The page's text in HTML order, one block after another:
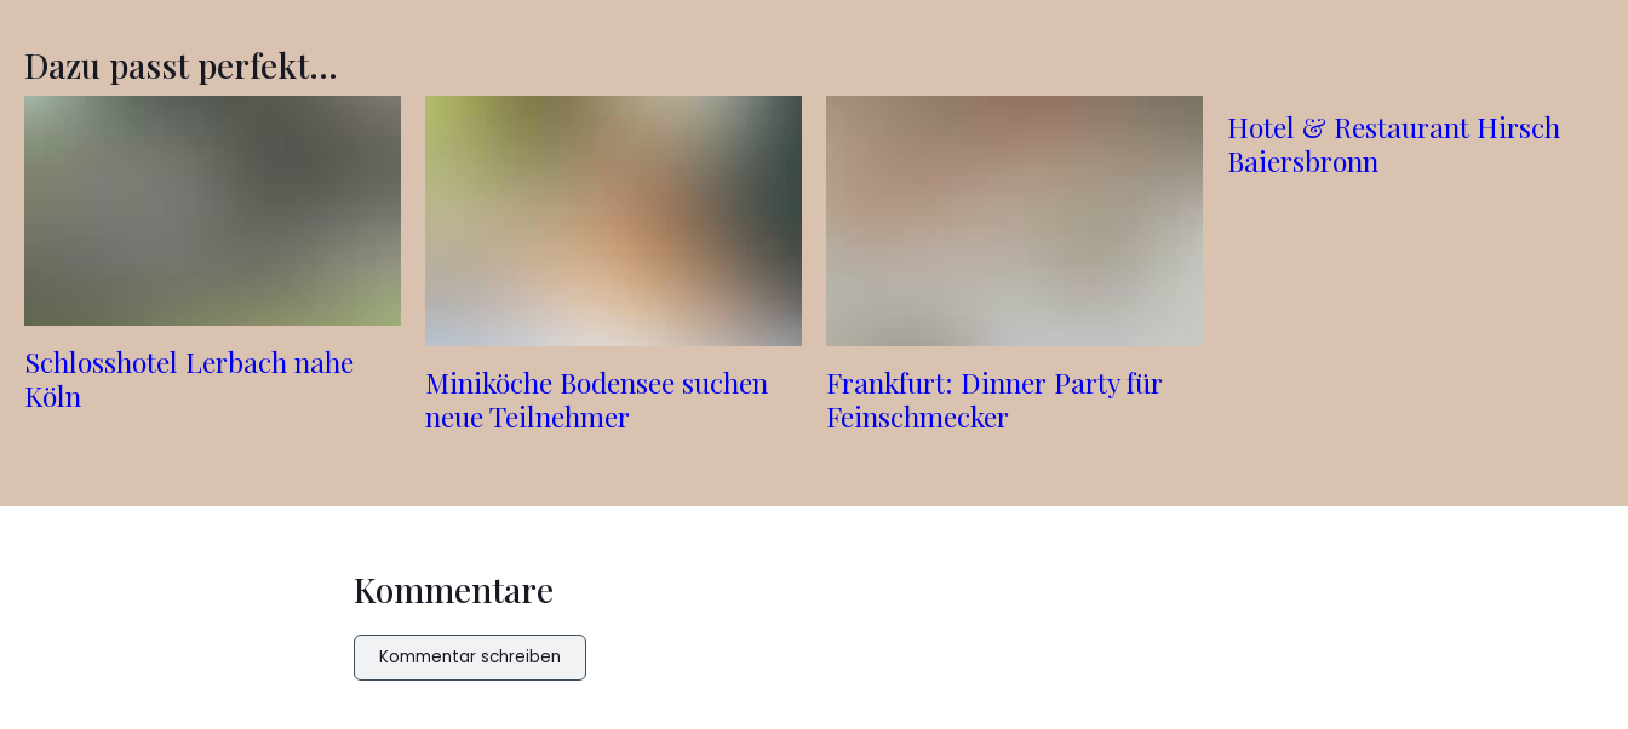
Dazu passt perfekt...
Schlosshotel Lerbach nahe
Köln
Miniköche Bodensee suchen
neue Teilnehmer
Frankfurt: Dinner Party für
Feinschmecker
Hotel & Restaurant Hirsch
Baiersbronn
Kommentare
Kommentar schreiben